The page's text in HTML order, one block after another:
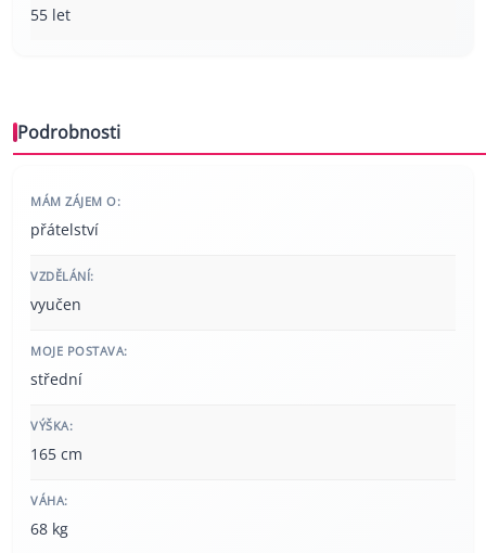
55 let
Podrobnosti
MÁM ZÁJEM O:
přátelství
VZDĚLÁNÍ:
vyučen
MOJE POSTAVA:
střední
VÝŠKA:
165 cm
VÁHA:
68 kg